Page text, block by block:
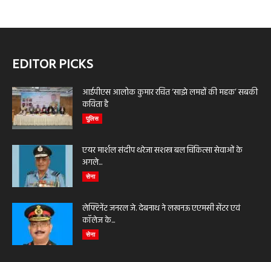
EDITOR PICKS
आईपीएस आलोक कुमार रचित ‘साझे लमहों की महक’ सबकी
कविता है
पुलिस
एयर मार्शल संदीप थरेजा सशस्त्र बल चिकित्सा सेवाओं के
अगले...
सेना
लेफ्टिनेंट जनरल जे. देबनाथ ने लखनऊ एएमसी सेंटर एवं
कॉलेज के...
सेना